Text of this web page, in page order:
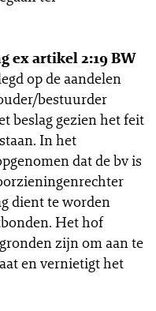
ex artikel 2:19 BW
op de aandelen
bestuurder
beslag gezien het feit
In het
dat de bv is
dient te worden
Het hof
zijn om aan te
en vernietigt het